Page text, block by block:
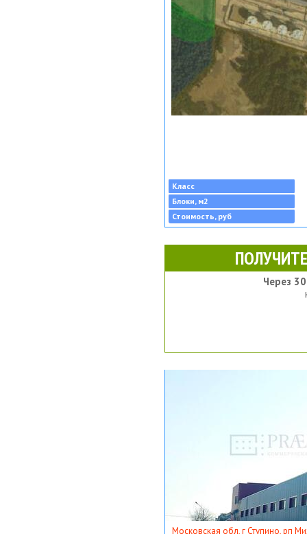
Класс
Блоки, м2
Стоимость, руб
Через
Московская обл, г Ступино, рп